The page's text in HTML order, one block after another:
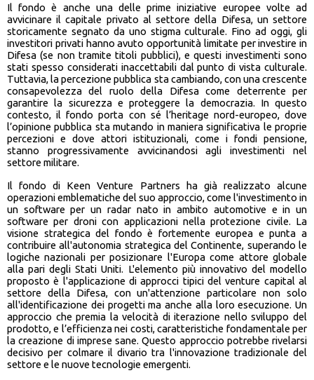
Il fondo è anche una delle prime iniziative europee volte ad
avvicinare il capitale privato al settore della Difesa, un settore
storicamente segnato da uno stigma culturale. Fino ad oggi, gli
investitori privati hanno avuto opportunità limitate per investire in
Difesa (se non tramite titoli pubblici), e questi investimenti sono
stati spesso considerati inaccettabili dal punto di vista culturale.
Tuttavia, la percezione pubblica sta cambiando, con una crescente
consapevolezza del ruolo della Difesa come deterrente per
garantire la sicurezza e proteggere la democrazia. In questo
contesto, il fondo porta con sé l’heritage nord-europeo, dove
l’opinione pubblica sta mutando in maniera significativa le proprie
percezioni e dove attori istituzionali, come i fondi pensione,
stanno progressivamente avvicinandosi agli investimenti nel
settore militare.
Il fondo di Keen Venture Partners ha già realizzato alcune
operazioni emblematiche del suo approccio, come l'investimento in
un software per un radar nato in ambito automotive e in un
software per droni con applicazioni nella protezione civile. La
visione strategica del fondo è fortemente europea e punta a
contribuire all'autonomia strategica del Continente, superando le
logiche nazionali per posizionare l'Europa come attore globale
alla pari degli Stati Uniti. L'elemento più innovativo del modello
proposto è l'applicazione di approcci tipici del venture capital al
settore della Difesa, con un'attenzione particolare non solo
all'identificazione dei progetti ma anche alla loro esecuzione. Un
approccio che premia la velocità di iterazione nello sviluppo del
prodotto, e l’efficienza nei costi, caratteristiche fondamentale per
la creazione di imprese sane. Questo approccio potrebbe rivelarsi
decisivo per colmare il divario tra l'innovazione tradizionale del
settore e le nuove tecnologie emergenti.